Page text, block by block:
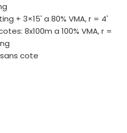
+ 3×15' a 80% VMA, r = 4'
8x100m a 100% VMA, r =
sans cote